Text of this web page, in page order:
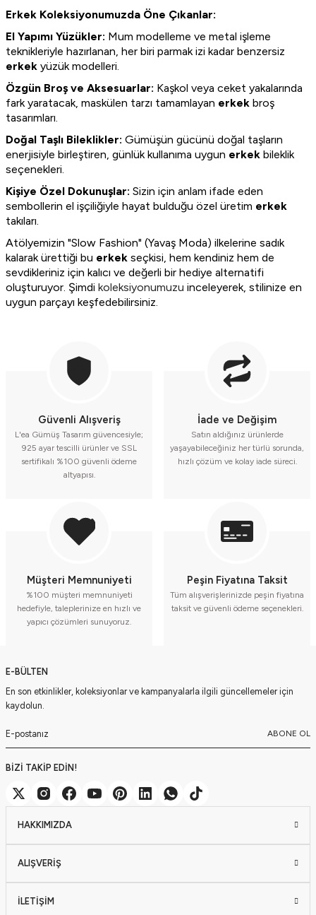
Erkek Koleksiyonumuzda Öne Çıkanlar:
El Yapımı Yüzükler: Mum modelleme ve metal işleme
teknikleriyle hazırlanan, her biri parmak izi kadar benzersiz
erkek yüzük modelleri.
Özgün Broş ve Aksesuarlar: Kaşkol veya ceket yakalarında
fark yaratacak, maskülen tarzı tamamlayan erkek broş
tasarımları.
Doğal Taşlı Bileklikler: Gümüşün gücünü doğal taşların
enerjisiyle birleştiren, günlük kullanıma uygun erkek bileklik
seçenekleri.
Kişiye Özel Dokunuşlar: Sizin için anlam ifade eden
sembollerin el işçiliğiyle hayat bulduğu özel üretim erkek
takıları.
Atölyemizin "Slow Fashion" (Yavaş Moda) ilkelerine sadık
kalarak ürettiği bu erkek seçkisi, hem kendiniz hem de
sevdikleriniz için kalıcı ve değerli bir hediye alternatifi
oluşturuyor. Şimdi koleksiyonumuzu inceleyerek, stilinize en
uygun parçayı keşfedebilirsiniz.
Güvenli Alışveriş
L'ea Gümüş Tasarım güvencesiyle;
925 ayar tescilli ürünler ve SSL
sertifikalı %100 güvenli ödeme
altyapısı.
İade ve Değişim
Satın aldığınız ürünlerde
yaşayabileceğiniz her türlü sorunda,
hızlı çözüm ve kolay iade süreci.
Müşteri Memnuniyeti
%100 müşteri memnuniyeti
hedefiyle, taleplerinize en hızlı ve
yapıcı çözümleri sunuyoruz.
Peşin Fiyatına Taksit
Tüm alışverişlerinizde peşin fiyatına
taksit ve güvenli ödeme seçenekleri.
E-BÜLTEN
En son etkinlikler, koleksiyonlar ve kampanyalarla ilgili güncellemeler için
kaydolun.
ABONE OL
BİZİ TAKİP EDİN!
HAKKIMIZDA
ALIŞVERİŞ
İLETİŞİM